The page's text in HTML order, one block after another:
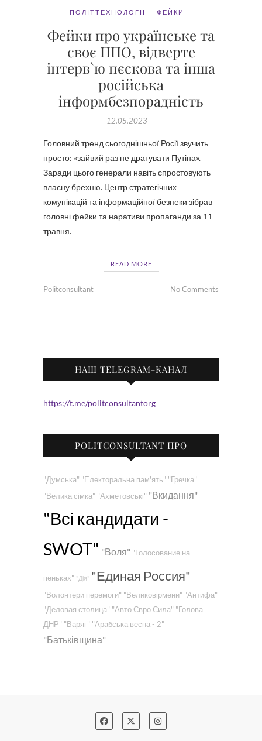
ПОЛІТТЕХНОЛОГІЇ ФЕЙКИ
Фейки про українське та
своє ППО, відверте
інтерв`ю пєскова та інша
російська
інформбезпорадність
12.05.2023
Головний тренд сьогоднішньої Росії звучить
просто: «зайвий раз не дратувати Путіна».
Заради цього генерали навіть спростовують
власну брехню. Центр стратегічних
комунікацій та інформаційної безпеки зібрав
головні фейки та наративи пропаганди за 11
травня.
READ MORE
Politconsultant No Comments
НАШ TELEGRAM-КАНАЛ
https://t.me/politconsultantorg
POLITCONSULTANT ПРО
"Думська" "Електоральна пам'ять" "Гречка"
"Велика сімка" "Ахметовські" "Вкидання"
"Всі кандидати -
SWOT" "Воля" "Голосование на
пеньках" "Дія" "Единая Россия"
"Волонтери перемоги" "Великовірмени" "Антифа"
"Деловая столица" "Авто Євро Сила" "Голова
ДНР" "Варяг" "Арабська весна - 2"
"Батьківщина"